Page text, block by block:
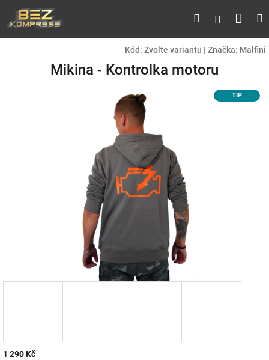
obsah
HledatPřihlášení
Kód: Zvolte variantu | Značka: Malfini
Mikina - Kontrolka motoru
TIP
1 290 Kč